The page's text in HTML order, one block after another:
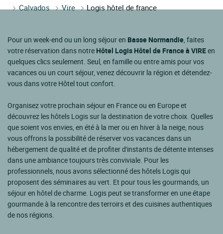
Calvados
Vire Logis hôtel de france
Pour un week-end ou un long séjour en Basse Normandie, faites
votre réservation dans notre Hôtel Logis Hôtel de France à VIREen
quelques clics seulement. Seul, en famille ou entre amis pour vos
vacances ou un court séjour, venez découvrir la région et détendez-
vous dans votre Hôtel tout confort.
Organisez votre prochain séjour en France ou en Europe et
découvrez les hôtels Logis sur la destination de votre choix. Quelles
que soient vos envies, en été à la mer ou en hiver à la neige, nous
vous offrons la possibilité de réserver vos vacances dans un
hébergement de qualité et de profiter d'instants de détente intenses
dans une ambiance toujours très conviviale. Pour les
professionnels, nous avons sélectionné des hôtels Logis qui
proposent des séminaires au vert. Et pour tous les gourmands, un
séjour en hôtel de charme. Logis peut se transformer en une étape
gourmande à la rencontre des terroirs et des cuisines authentiques
de nos régions.